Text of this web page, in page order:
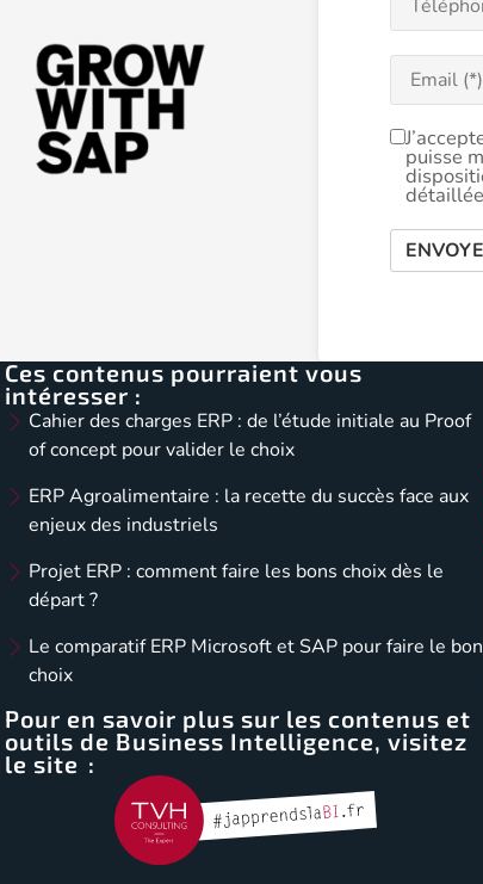
puisse
Ces contenus pourraient vous
intéresser :
Cahier des charges ERP : de l’étude initiale au Proof
of concept pour valider le choix
ERP Agroalimentaire : la recette du succès face aux
enjeux des industriels
Projet ERP : comment faire les bons choix dès le
départ ?
Le comparatif ERP Microsoft et SAP pour faire le bon
choix
Pour en savoir plus sur les contenus et
outils de Business Intelligence, visitez
le site :